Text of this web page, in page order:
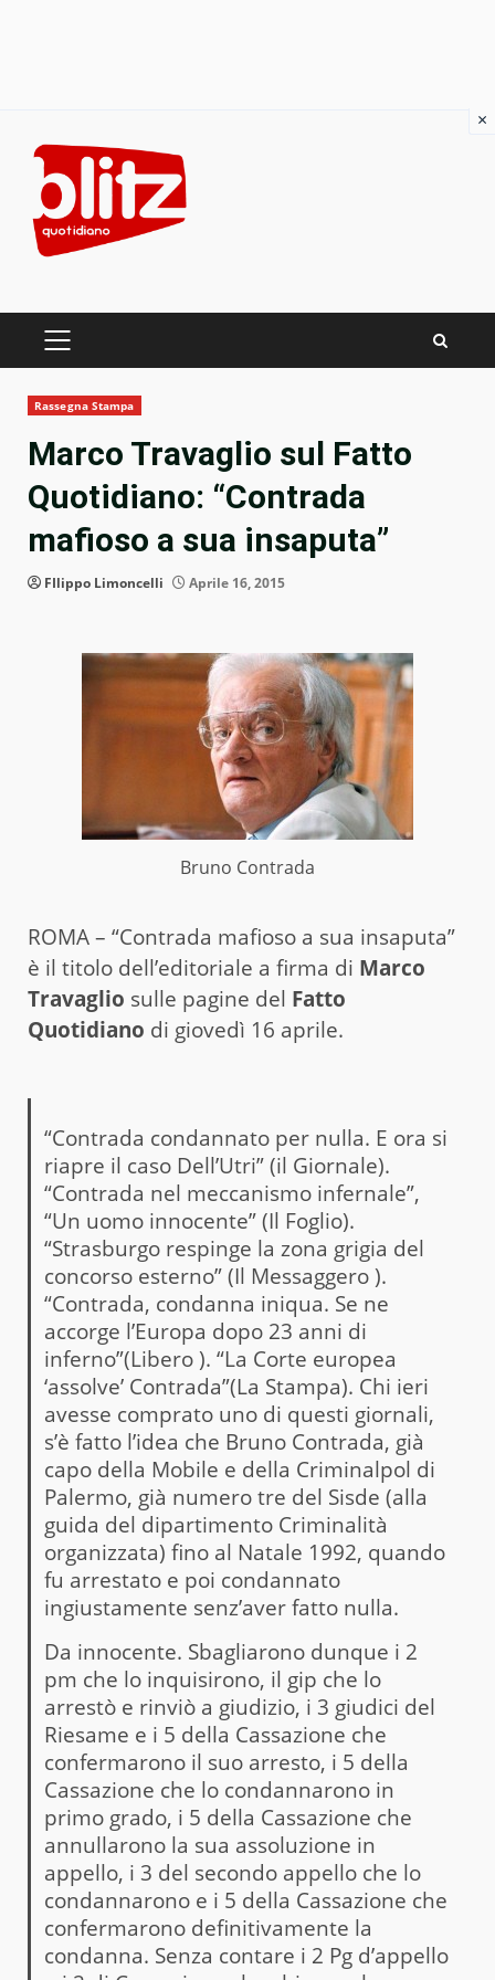
content
PRIMARY
Rassegna Stampa
Marco Travaglio sul Fatto
Quotidiano: “Contrada
mafioso a sua insaputa”
FIlippo Limoncelli Aprile 16, 2015
Bruno Contrada
ROMA – “Contrada mafioso a sua insaputa”
è il titolo dell’editoriale a firma di Marco
Travaglio sulle pagine del Fatto
Quotidiano di giovedì 16 aprile.
“Contrada condannato per nulla. E ora si
riapre il caso Dell’Utri” (il Giornale).
“Contrada nel meccanismo infernale”,
“Un uomo innocente” (Il Foglio).
“Strasburgo respinge la zona grigia del
concorso esterno” (Il Messaggero ).
“Contrada, condanna iniqua. Se ne
accorge l’Europa dopo 23 anni di
inferno”(Libero ). “La Corte europea
‘assolve’ Contrada”(La Stampa). Chi ieri
avesse comprato uno di questi giornali,
s’è fatto l’idea che Bruno Contrada, già
capo della Mobile e della Criminalpol di
Palermo, già numero tre del Sisde (alla
guida del dipartimento Criminalità
organizzata) fino al Natale 1992, quando
fu arrestato e poi condannato
ingiustamente senz’aver fatto nulla.
Da innocente. Sbagliarono dunque i 2
pm che lo inquisirono, il gip che lo
arrestò e rinviò a giudizio, i 3 giudici del
Riesame e i 5 della Cassazione che
confermarono il suo arresto, i 5 della
Cassazione che lo condannarono in
primo grado, i 5 della Cassazione che
annullarono la sua assoluzione in
appello, i 3 del secondo appello che lo
condannarono e i 5 della Cassazione che
confermarono definitivamente la
condanna. Senza contare i 2 Pg d’appello
×